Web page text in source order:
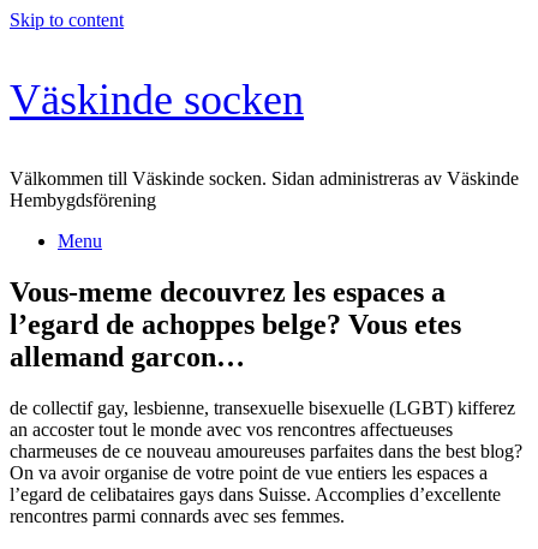
Skip to content
Väskinde socken
Välkommen till Väskinde socken. Sidan administreras av Väskinde
Hembygdsförening
Menu
Vous-meme decouvrez les espaces a
l’egard de achoppes belge? Vous etes
allemand garcon…
de collectif gay, lesbienne, transexuelle bisexuelle (LGBT) kifferez
an accoster tout le monde avec vos rencontres affectueuses
charmeuses de ce nouveau amoureuses parfaites dans the best blog?
On va avoir organise de votre point de vue entiers les espaces a
l’egard de celibataires gays dans Suisse. Accomplies d’excellente
rencontres parmi connards avec ses femmes.